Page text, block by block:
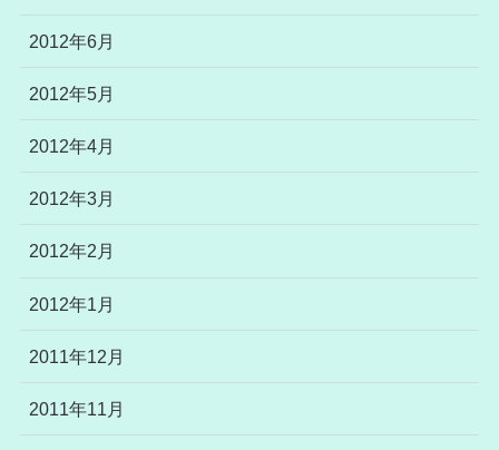
2012年6月
2012年5月
2012年4月
2012年3月
2012年2月
2012年1月
2011年12月
2011年11月